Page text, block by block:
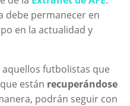
debe permanecer en
en la actualidad y
futbolistas que
están recuperándose
podrán seguir con